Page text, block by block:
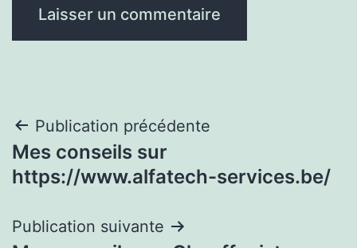
Navigation
de
Publication précédente
Mes conseils sur
https://www.alfatech-services.be/
Publication suivante